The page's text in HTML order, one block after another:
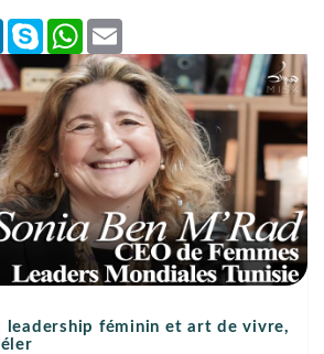
LinkedInSkype WhatsApp
: leadership féminin et art de vivre,